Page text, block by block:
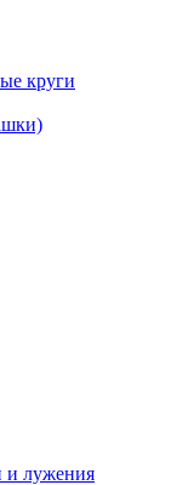
круги
и лужения